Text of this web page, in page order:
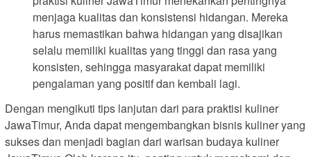
menjaga kualitas dan konsistensi hidangan. Mereka
harus memastikan bahwa hidangan yang disajikan
selalu memiliki kualitas yang tinggi dan rasa yang
konsisten, sehingga masyarakat dapat memiliki
pengalaman yang positif dan kembali lagi.
Dengan mengikuti tips lanjutan dari para praktisi kuliner
JawaTimur, Anda dapat mengembangkan bisnis kuliner yang
sukses dan menjadi bagian dari warisan budaya kuliner